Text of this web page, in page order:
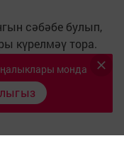
сәбәбе булып,
күрелмәү тора.
йоклап китү
метрны
монда